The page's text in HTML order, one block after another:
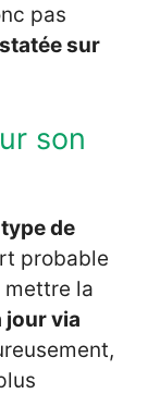
pas
sur
son
de
probable
mettre la
jour via